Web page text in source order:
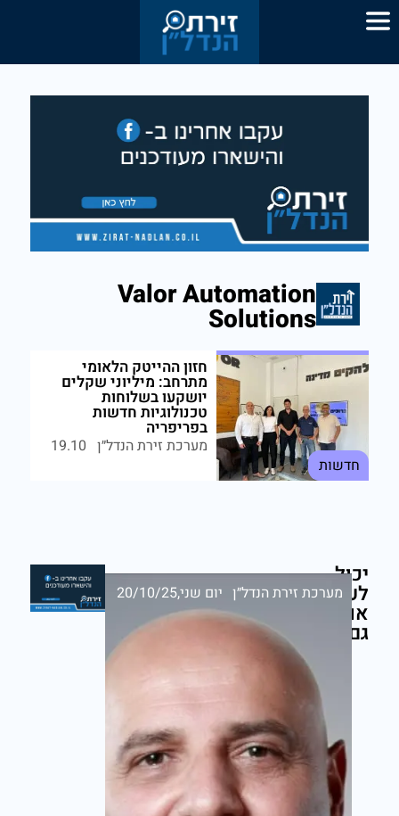
יכול
לעניין
אותך
גם
מערכת זירת הנדל״ן יום שני,20/10/25
Valor Automation
Solutions
חדשות
חזון ההייטק הלאומי
מתרחב: מיליוני שקלים
יושקעו בשלוחות
טכנולוגיות חדשות
בפריפריה
מערכת זירת הנדל״ן 19.10